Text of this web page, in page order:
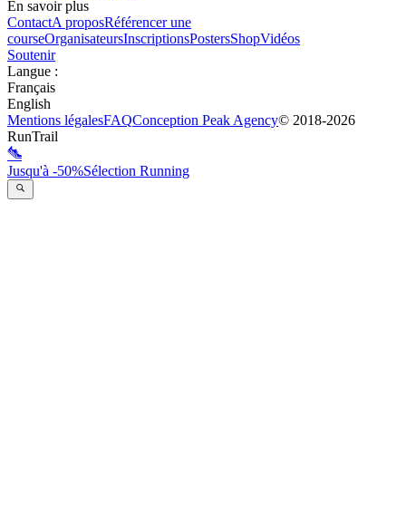
En savoir plus
ContactA proposRéférencer une
courseOrganisateursInscriptionsPostersShopVidéos
Soutenir
Langue :
Français
English
Mentions légalesFAQConception Peak Agency© 2018-2026
RunTrail
Jusqu'à -50%Sélection Running